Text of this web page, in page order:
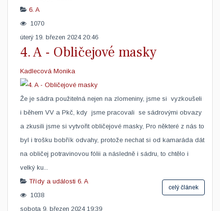
6. A
1070
úterý 19. březen 2024 20:46
4. A - Obličejové masky
Kadlecová Monika
Že je sádra použitelná nejen na zlomeniny, jsme si vyzkoušeli
i během VV a Pkč, kdy jsme pracovali se sádrovými obvazy
a zkusili jsme si vytvořit obličejové masky, Pro některé z nás to
byl i trošku bobřík odvahy, protože nechat si od kamaráda dát
na obličej potravinovou fólii a následně i sádru, to chtělo i
velký ku...
celý článek
Třídy a události 6. A
1038
sobota 9. březen 2024 19:39